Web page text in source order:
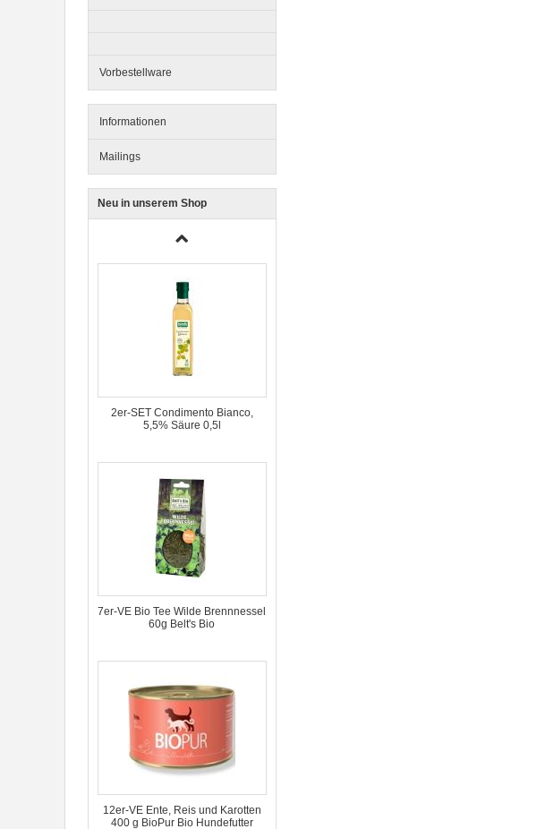
Vorbestellware
Informationen
Mailings
Neu in unserem Shop
Love
2er-SET Condimento Bianco,
5,5% Säure 0,5l
7er-VE Bio Tee Wilde Brennnessel
60g Belt's Bio
12er-VE Ente, Reis und Karotten
400 g BioPur Bio Hundefutter